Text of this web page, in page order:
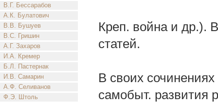
В.Г. Бессарабов
А.К. Булатович
В.В. Бушуев
В.С. Гришин
А.Г. Захаров
И.А. Кремер
Б.Л. Пастернак
И.В. Самарин
А.Ф. Селиванов
Ф.Э. Штоль
Креп. война и др.).
статей.
В своих
самобыт. развития